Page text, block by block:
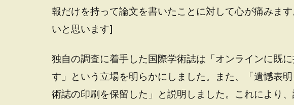
報だけを持って論文を書いたことに対して心が痛みま
いと思います]
独自の調査に着手した国際学術誌は「オンラインに既
す」という立場を明らかにしました。また、「遺憾表
術誌の印刷を保留した」と説明しました。これにより